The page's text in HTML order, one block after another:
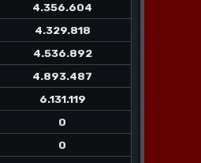
4.356.604
4.329.818
4.536.892
4.893.487
6.131.119
0
0